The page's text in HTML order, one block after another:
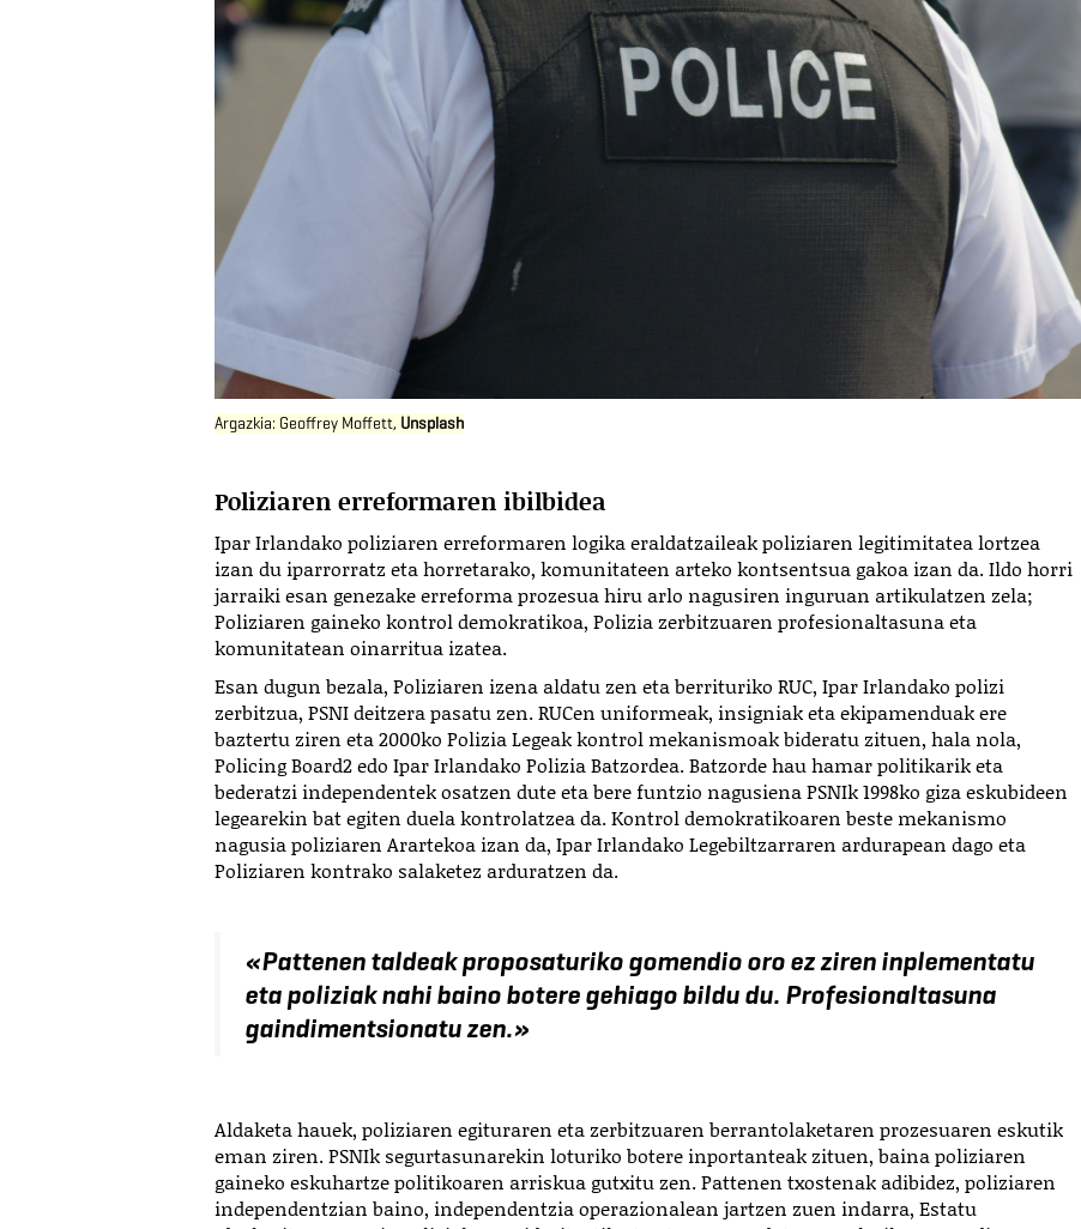
Argazkia: Geoffrey Moffett, Unsplash
Poliziaren erreformaren ibilbidea
Ipar Irlandako poliziaren erreformaren logika eraldatzaileak poliziaren legitimitatea lortzea
izan du iparrorratz eta horretarako, komunitateen arteko kontsentsua gakoa izan da. Ildo horri
jarraiki esan genezake erreforma prozesua hiru arlo nagusiren inguruan artikulatzen zela;
Poliziaren gaineko kontrol demokratikoa, Polizia zerbitzuaren profesionaltasuna eta
komunitatean oinarritua izatea.
Esan dugun bezala, Poliziaren izena aldatu zen eta berrituriko RUC, Ipar Irlandako polizi
zerbitzua, PSNI deitzera pasatu zen. RUCen uniformeak, insigniak eta ekipamenduak ere
baztertu ziren eta 2000ko Polizia Legeak kontrol mekanismoak bideratu zituen, hala nola,
Policing Board2edo Ipar Irlandako Polizia Batzordea. Batzorde hau hamar politikarik eta
bederatzi independentek osatzen dute eta bere funtzio nagusiena PSNIk 1998ko giza eskubideen
legearekin bat egiten duela kontrolatzea da. Kontrol demokratikoaren beste mekanismo
nagusia poliziaren Arartekoa izan da, Ipar Irlandako Legebiltzarraren ardurapean dago eta
Poliziaren kontrako salaketez arduratzen da.
«Pattenen taldeak proposaturiko gomendio oro ez ziren inplementatu
eta poliziak nahi baino botere gehiago bildu du. Profesionaltasuna
gaindimentsionatu zen.»
Aldaketa hauek, poliziaren egituraren eta zerbitzuaren berrantolaketaren prozesuaren eskutik
eman ziren. PSNIk segurtasunarekin loturiko botere inportanteak zituen, baina poliziaren
gaineko eskuhartze politikoaren arriskua gutxitu zen. Pattenen txostenak adibidez, poliziaren
independentzian baino, independentzia operazionalean jartzen zuen indarra, Estatu